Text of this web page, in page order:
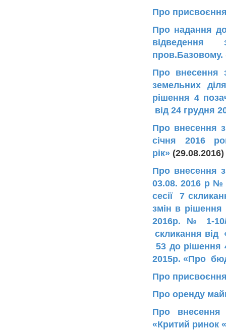
Про
Про надання
відведення
пров.Базовому.
Про внесення
земельних
рішення 4
від 24 грудня
Про внесення
січня 2016
рік»
Про внесення
03.08. 2016 р №
сесії 7
змін в
2016р. № 1-
скликання від
53 до рішення
2015р. «Про
Про
Про оренду
Про внесення
«Критий ринок